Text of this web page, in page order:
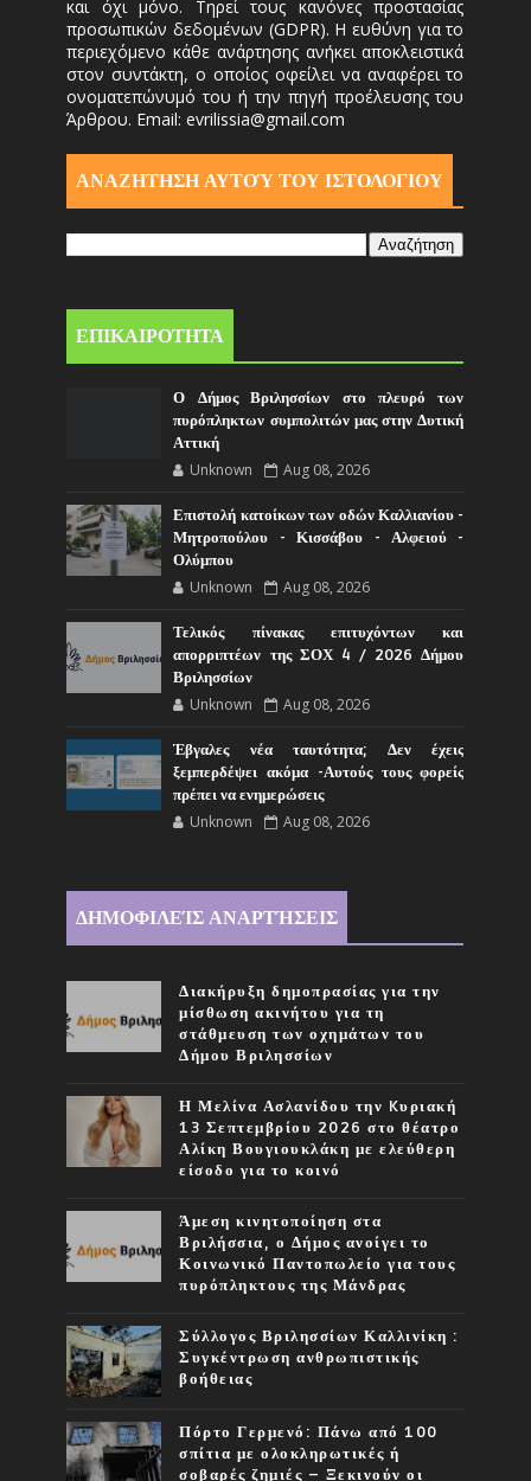
και όχι μόνο. Τηρεί τους κανόνες προστασίας
προσωπικών δεδομένων (GDPR). Η ευθύνη για το
περιεχόμενο κάθε ανάρτησης ανήκει αποκλειστικά
στον συντάκτη, ο οποίος οφείλει να αναφέρει το
ονοματεπώνυμό του ή την πηγή προέλευσης του
Άρθρου. Email: evrilissia@gmail.com
ΑΝΑΖΗΤΗΣΗ ΑΥΤΟΎ ΤΟΥ ΙΣΤΟΛΟΓΙΟΥ
ΕΠΙΚΑΙΡΟΤΗΤΑ
Ο Δήμος Βριλησσίων στο πλευρό των
πυρόπληκτων συμπολιτών μας στην Δυτική
Αττική
Unknown Aug 08, 2026
Επιστολή κατοίκων των οδών Καλλιανίου -
Μητροπούλου - Κισσάβου - Αλφειού -
Ολύμπου
Unknown Aug 08, 2026
Τελικός πίνακας επιτυχόντων και
απορριπτέων της ΣΟΧ 4 / 2026 Δήμου
Βριλησσίων
Unknown Aug 08, 2026
Έβγαλες νέα ταυτότητα; Δεν έχεις
ξεμπερδέψει ακόμα -Αυτούς τους φορείς
πρέπει να ενημερώσεις
Unknown Aug 08, 2026
ΔΗΜΟΦΙΛΕΊΣ ΑΝΑΡΤΉΣΕΙΣ
Διακήρυξη δημοπρασίας για την
μίσθωση ακινήτου για τη
στάθμευση των οχημάτων του
Δήμου Βριλησσίων
Η Μελίνα Ασλανίδου την Kυριακή
13 Σεπτεμβρίου 2026 στο θέατρο
Αλίκη Βουγιουκλάκη με ελεύθερη
είσοδο για το κοινό
Άμεση κινητοποίηση στα
Βριλήσσια, ο Δήμος ανοίγει το
Κοινωνικό Παντοπωλείο για τους
πυρόπληκτους της Μάνδρας
Σύλλογος Βριλησσίων Καλλινίκη :
Συγκέντρωση ανθρωπιστικής
βοήθειας
Πόρτο Γερμενό: Πάνω από 100
σπίτια με ολοκληρωτικές ή
σοβαρές ζημιές – Ξεκινούν οι